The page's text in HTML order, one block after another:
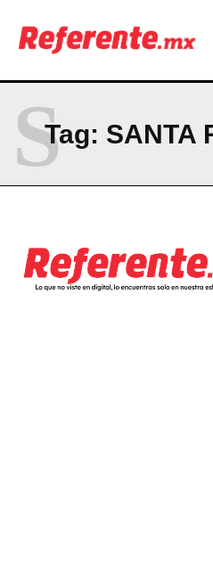
Company
ABOUT
CONTACT
PRIVACY POLICY
Tag: SANTA
S